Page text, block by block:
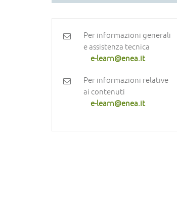
Per informazioni generali
e assistenza tecnica
e-learn@enea.it
Per informazioni relative
ai contenuti
e-learn@enea.it